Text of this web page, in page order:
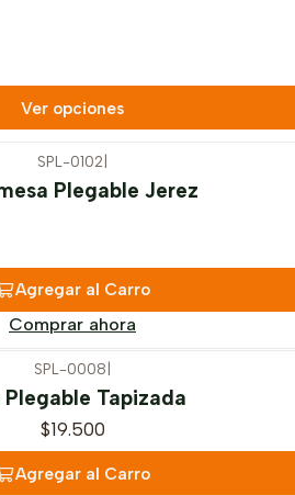
Ver opciones
SPL-0102
Plegable Jerez
Agregar al Carro
Comprar ahora
SPL-0008
Plegable Tapizada
$19.500
Agregar al Carro